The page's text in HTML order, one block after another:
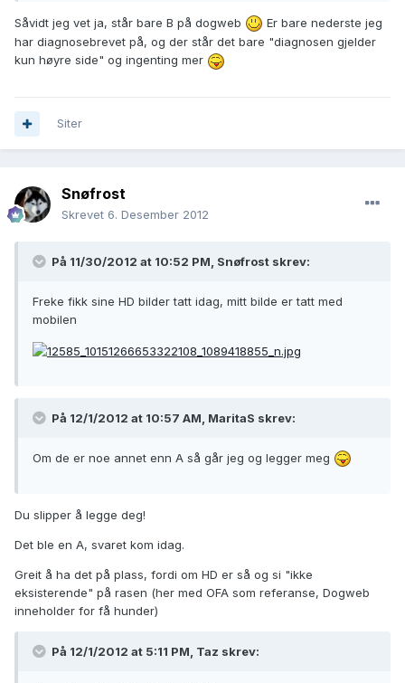
Såvidt jeg vet ja, står bare B på dogweb
Er bare nederste jeg
har diagnosebrevet på, og der står det bare "diagnosen gjelder
kun høyre side" og ingenting mer
Siter
Snøfrost
Skrevet 6. Desember 2012
På 11/30/2012 at 10:52 PM, Snøfrost skrev:
Freke fikk sine HD bilder tatt idag, mitt bilde er tatt med
mobilen
På 12/1/2012 at 10:57 AM, MaritaS skrev:
Om de er noe annet enn A så går jeg og legger meg
Du slipper å legge deg!
Det ble en A, svaret kom idag.
Greit å ha det på plass, fordi om HD er så og si "ikke
eksisterende" på rasen (her med OFA som referanse, Dogweb
inneholder for få hunder)
På 12/1/2012 at 5:11 PM, Taz skrev: